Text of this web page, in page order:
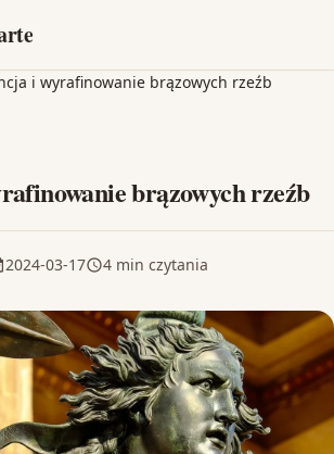
i wyrafinowanie brązowych rzeźb
brązowych rzeźb
2024-03-17 4 min czytania